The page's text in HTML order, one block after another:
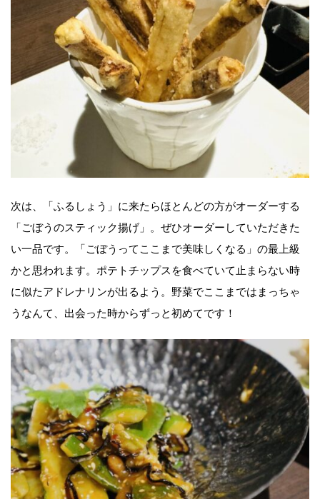
次は、「ふるしょう」に来たらほとんどの方がオーダーする
「ごぼうのスティック揚げ」。ぜひオーダーしていただきた
い一品です。「ごぼうってここまで美味しくなる」の最上級
かと思われます。ポテトチップスを食べていて止まらない時
に似たアドレナリンが出るよう。野菜でここまではまっちゃ
うなんて、出会った時からずっと初めてです！